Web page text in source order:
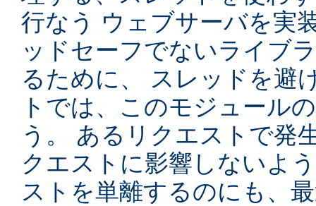
行なう ウェブサーバを実
ッドセーフでないライブ
るために、 スレッドを避
トでは、このモジュール
う。 あるリクエストで発
クエストに影響しないよ
ストを単離するのにも、